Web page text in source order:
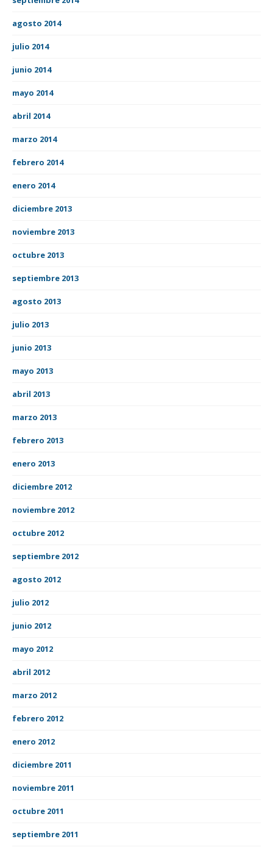
agosto 2014
julio 2014
junio 2014
mayo 2014
abril 2014
marzo 2014
febrero 2014
enero 2014
diciembre 2013
noviembre 2013
octubre 2013
septiembre 2013
agosto 2013
julio 2013
junio 2013
mayo 2013
abril 2013
marzo 2013
febrero 2013
enero 2013
diciembre 2012
noviembre 2012
octubre 2012
septiembre 2012
agosto 2012
julio 2012
junio 2012
mayo 2012
abril 2012
marzo 2012
febrero 2012
enero 2012
diciembre 2011
noviembre 2011
octubre 2011
septiembre 2011